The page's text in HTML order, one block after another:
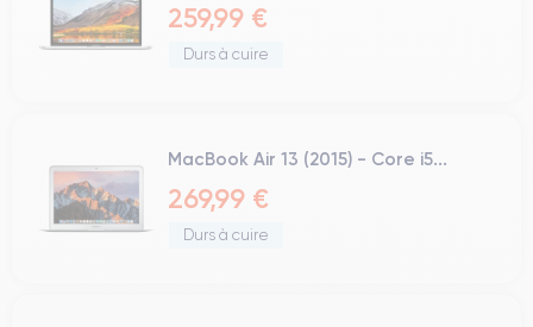
259,99 €
Durs à cuire
MacBook Air 13 (2015) - Core i5...
269,99 €
Durs à cuire